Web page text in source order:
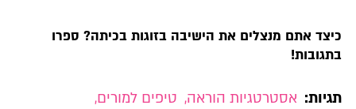
כיצד אתם מנצלים את הישיבה בזוגות בכיתה? ספרו
בתגובות!
תגיות: אסטרטגיות הוראה, טיפים למורים,